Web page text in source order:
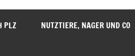
PLZ NUTZTIERE, NAGER UND CO